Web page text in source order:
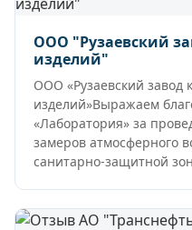
ООО "Рузаевский
изделий"
ООО «Рузаевский завод
изделий»Выражаем
«Лаборатория» за
замеров атмосферного
санитарно-защитной